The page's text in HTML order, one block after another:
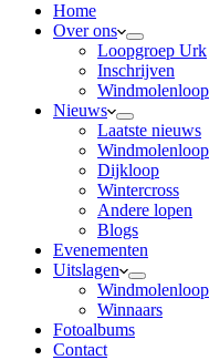
Home
Over ons
Loopgroep Urk
Inschrijven
Windmolenloop
Nieuws
Laatste nieuws
Windmolenloop
Dijkloop
Wintercross
Andere lopen
Blogs
Evenementen
Uitslagen
Windmolenloop
Winnaars
Fotoalbums
Contact